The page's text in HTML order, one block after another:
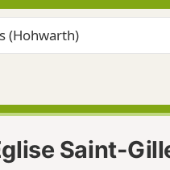
Saint-